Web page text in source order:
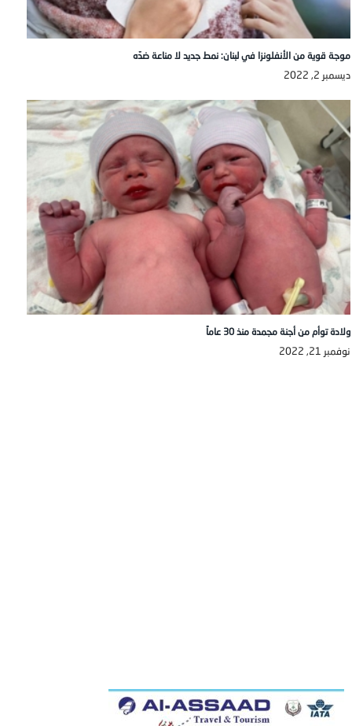
موجة قوية من الأنفلونزا في لبنان: نمط جديد لا مناعة ضدّه
ديسمبر 2, 2022
ولادة توأم من أجنة مجمدة منذ 30 عاماً
نوفمبر 21, 2022